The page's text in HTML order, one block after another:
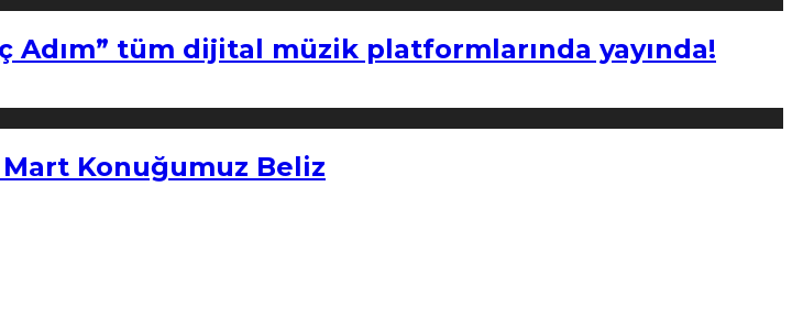
Adım” tüm dijital müzik platformlarında yayında!
Mart Konuğumuz Beliz